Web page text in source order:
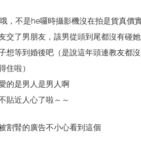
，不是he囉時攝影機沒在拍是貨真價
交了男朋友，該男從頭到尾都沒有碰
想等到婚後吧（是說這年頭連教友都
住啦）
的是男人是男人啊
貼近人心了啦～～
割腎的廣告不小心看到這個